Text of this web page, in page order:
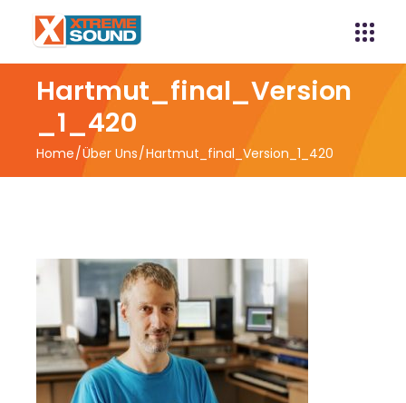
Hartmut_final_Version
_1_420
Home Über Uns Hartmut_final_Version_1_420